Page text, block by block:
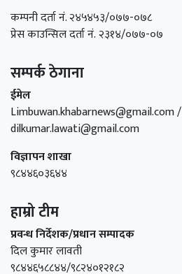
कम्पनी दर्ता नं. २४५४५३/०७७-०७८
प्रेस काउन्सिल दर्ता नं. २३१४/०७७-०७
सम्पर्क ठेगाना
ईमेल
Limbuwan.khabarnews@gmail.com /
dilkumar.lawati@gmail.com
विज्ञापन शाखा
९८४४६०३६४४
हाम्रो टीम
प्रवन्ध निर्देशक/प्रधान सम्पादक
दिल कुमार लावती
९८४४६५८८४४/९८२४०१२१८२